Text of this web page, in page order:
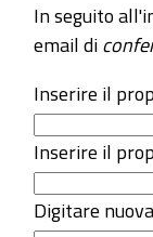
In seguito
email di
Inserire il
Inserire il
Digitare